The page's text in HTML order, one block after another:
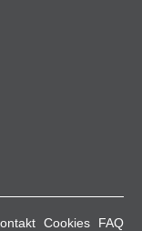
Cookies FAQ